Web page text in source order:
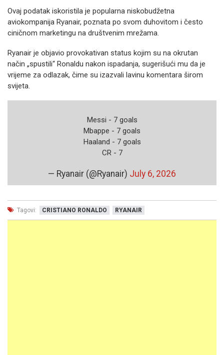
Ovaj podatak iskoristila je popularna niskobudžetna
aviokompanija Ryanair, poznata po svom duhovitom i često
ciničnom marketingu na društvenim mrežama.
Ryanair je objavio provokativan status kojim su na okrutan
način „spustili“ Ronaldu nakon ispadanja, sugerišući mu da je
vrijeme za odlazak, čime su izazvali lavinu komentara širom
svijeta.
Messi - 7 goals
Mbappe - 7 goals
Haaland - 7 goals
CR - 7
— Ryanair (@Ryanair) July 6, 2026
Tagovi: CRISTIANO RONALDO RYANAIR